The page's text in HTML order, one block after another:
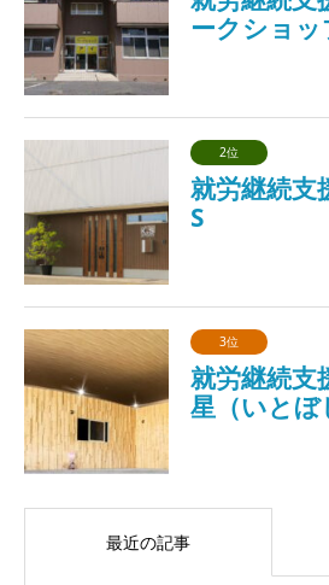
ークショッ
2位
就労継続支
S
3位
就労継続支
星（いとぼ
最近の記事